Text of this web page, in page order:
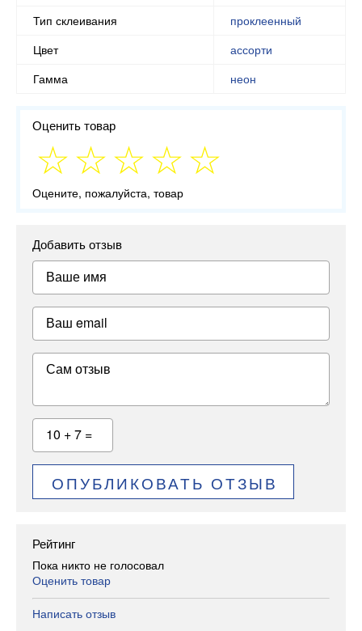
Тип склеивания
проклеенный
Цвет
ассорти
Гамма
неон
Оценить товар
Оцените, пожалуйста, товар
Добавить отзыв
Ваше имя
Ваш email
Сам отзыв
10 + 7 =
ОПУБЛИКОВАТЬ ОТЗЫВ
Рейтинг
Пока никто не голосовал
Оценить товар
Написать отзыв